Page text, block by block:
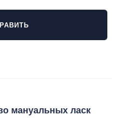
мануальных ласк